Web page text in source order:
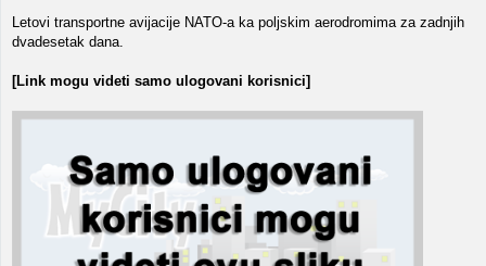
Letovi transportne avijacije NATO-a ka poljskim aerodromima za zadnjih
dvadesetak dana.
[Link mogu videti samo ulogovani korisnici]